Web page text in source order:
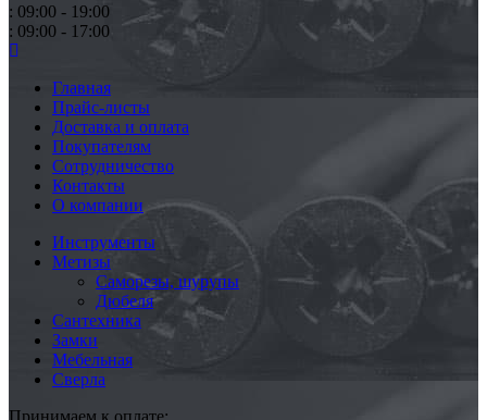
: 09:00 - 19:00
: 09:00 - 17:00
Главная
Прайс-листы
Доставка и оплата
Покупателям
Сотрудничество
Контакты
О компании
Инструменты
Метизы
Саморезы, шурупы
Дюбеля
Сантехника
Замки
Мебельная
Сверла
Принимаем к оплате: